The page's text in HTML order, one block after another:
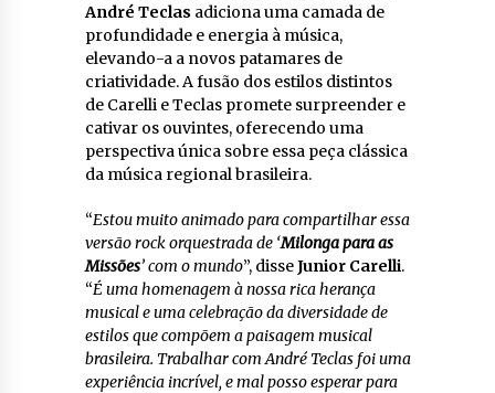
André Teclas adiciona uma camada de
profundidade e energia à música,
elevando-a a novos patamares de
criatividade. A fusão dos estilos distintos
de Carelli e Teclas promete surpreender e
cativar os ouvintes, oferecendo uma
perspectiva única sobre essa peça clássica
da música regional brasileira.
“Estou muito animado para compartilhar essa
versão rock orquestrada de ‘Milonga para as
Missões’ com o mundo”, disseJunior Carelli.
“É uma homenagem à nossa rica herança
musical e uma celebração da diversidade de
estilos que compõem a paisagem musical
brasileira. Trabalhar com André Teclas foi uma
experiência incrível, e mal posso esperar para